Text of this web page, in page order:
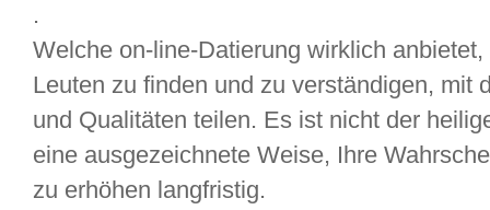
.
Welche on-line-Datierung wirklich
Leuten zu finden und zu verständigen, mit
und Qualitäten teilen. Es ist nicht der
eine ausgezeichnete Weise, Ihre
zu erhöhen langfristig.